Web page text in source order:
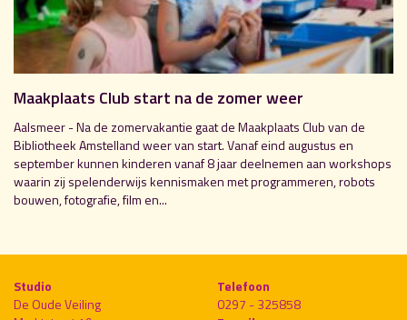
Maakplaats Club start na de zomer weer
Aalsmeer - Na de zomervakantie gaat de Maakplaats Club van de
Bibliotheek Amstelland weer van start. Vanaf eind augustus en
september kunnen kinderen vanaf 8 jaar deelnemen aan workshops
waarin zij spelenderwijs kennismaken met programmeren, robots
bouwen, fotografie, film en...
Studio
De Oude Veiling
Telefoon
0297 - 325858